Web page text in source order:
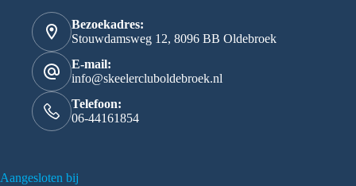
Bezoekadres:
Stouwdamsweg 12, 8096 BB Oldebroek
E-mail:
info@skeelercluboldebroek.nl
Telefoon:
06-44161854
Aangesloten bij